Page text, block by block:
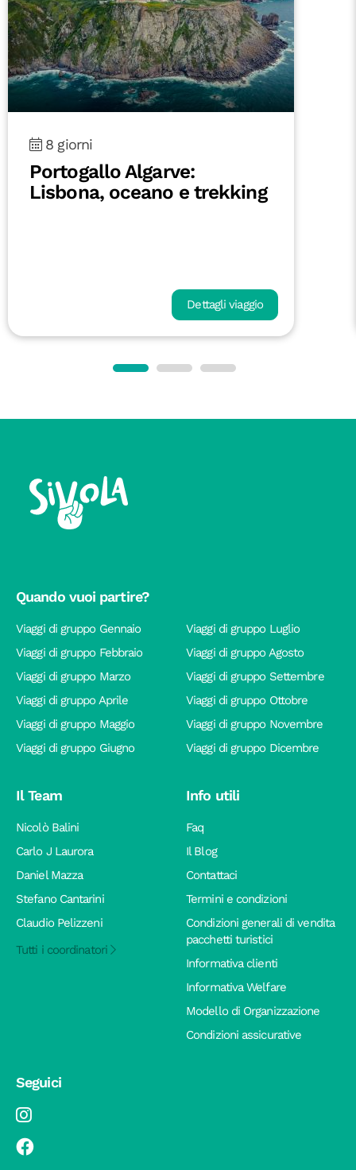
8 giorni
Portogallo Algarve:
Lisbona, oceano e trekking
Dettagli viaggio
Quando vuoi partire?
Viaggi di gruppo Gennaio
Viaggi di gruppo Febbraio
Viaggi di gruppo Marzo
Viaggi di gruppo Aprile
Viaggi di gruppo Maggio
Viaggi di gruppo Giugno
Viaggi di gruppo Luglio
Viaggi di gruppo Agosto
Viaggi di gruppo Settembre
Viaggi di gruppo Ottobre
Viaggi di gruppo Novembre
Viaggi di gruppo Dicembre
Il Team
Nicolò Balini
Carlo J Laurora
Daniel Mazza
Stefano Cantarini
Claudio Pelizzeni
Tutti i coordinatori
Info utili
Faq
Il Blog
Contattaci
Termini e condizioni
Condizioni generali di vendita
pacchetti turistici
Informativa clienti
Informativa Welfare
Modello di Organizzazione
Condizioni assicurative
Seguici